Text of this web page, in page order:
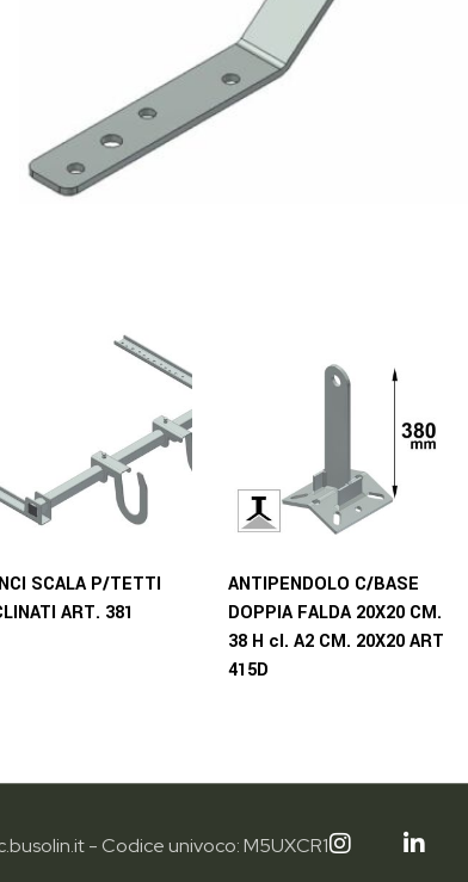
SCALA P/TETTI
ART. 381
ANTIPENDOLO C/BASE
DOPPIA FALDA 20X20 CM.
38 H cl. A2 CM. 20X20 ART
415D
- Codice univoco: M5UXCR1